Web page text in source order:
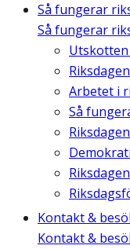
Så fungerar
Så fungerar
Utskotten
Arbetet i
Så
Demokrati
Kontakt &
Kontakt &